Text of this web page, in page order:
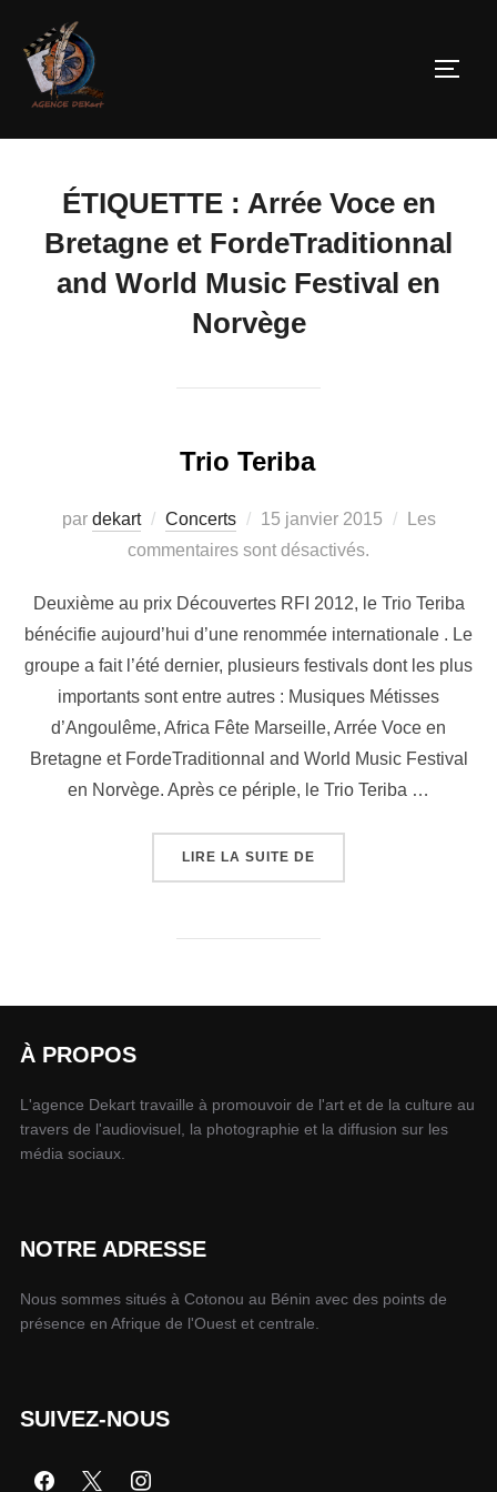
ÉTIQUETTE : Arrée Voce en
Bretagne et FordeTraditionnal
and World Music Festival en
Norvège
Trio Teriba
par dekart Concerts 15 janvier 2015
Les
commentaires sont désactivés.
Deuxième au prix Découvertes RFI 2012, le Trio Teriba
bénécifie aujourd’hui d’une renommée internationale . Le
groupe a fait l’été dernier, plusieurs festivals dont les plus
importants sont entre autres : Musiques Métisses
d’Angoulême, Africa Fête Marseille, Arrée Voce en
Bretagne et FordeTraditionnal and World Music Festival
en Norvège. Après ce périple, le Trio Teriba …
LIRE LA SUITE DE
À PROPOS
L'agence Dekart travaille à promouvoir de l'art et de la culture au
travers de l'audiovisuel, la photographie et la diffusion sur les
média sociaux.
NOTRE ADRESSE
Nous sommes situés à Cotonou au Bénin avec des points de
présence en Afrique de l'Ouest et centrale.
SUIVEZ-NOUS